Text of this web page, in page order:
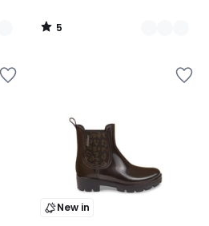
5
/
New in